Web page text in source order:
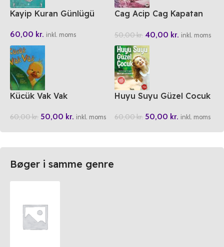
Kayip Kuran Günlügü
60,00 kr. inkl. moms
Cag Acip Cag Kapatan
Mehmet
50,00kr. 40,00 kr. inkl. moms
Kücük Vak Vak
60,00kr. 50,00 kr. inkl. moms
Huyu Suyu Güzel Cocuk
60,00kr. 50,00 kr. inkl. moms
Bøger i samme genre